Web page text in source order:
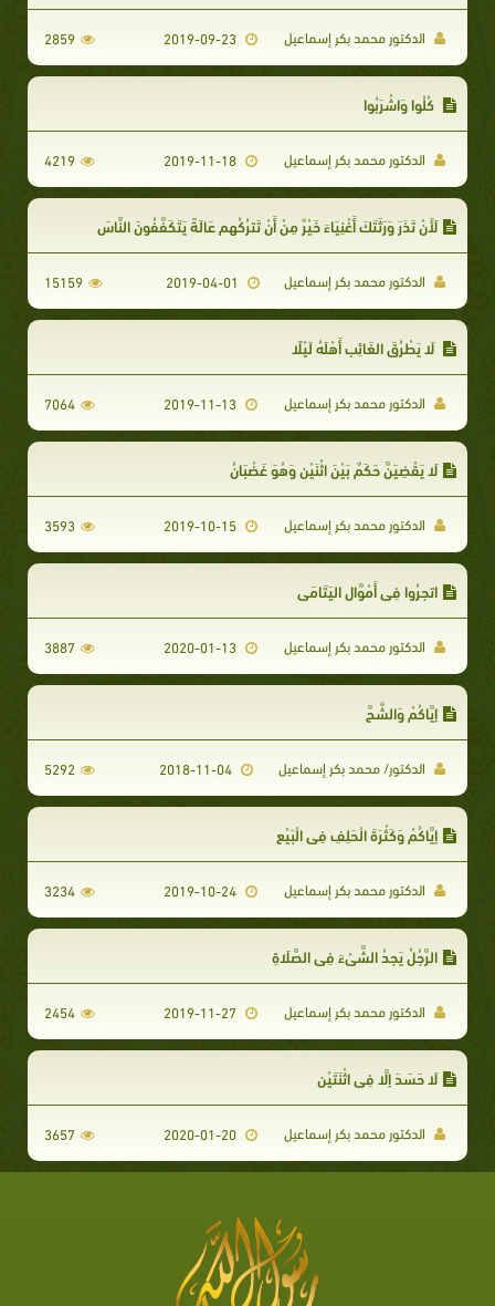
الدكتور محمد بكر إسماعيل 2859
كُلُوا وَاشْرَبُوا
الدكتور محمد بكر إسماعيل 4219
لَأَنْ تَذَرَ وَرَثَتَكَ أَغْنِيَاءَ خَيْرٌ مِنْ أَنْ تَترُكُهم عَالَةً يَتَكَفَّفُونَ النَّاسَ
الدكتور محمد بكر إسماعيل 15159
لَا يَطْرُقَ الغَائِب أَهْلَهُ لَيْلًا
الدكتور محمد بكر إسماعيل 7064
لَا يَقْضِيَنَّ حَكَمٌ بَيْنَ اثْنَيْنِ وَهُوَ غَضْبَانُ
الدكتور محمد بكر إسماعيل 3593
اتجِرُوا فِي أَمْوَّالِ اليَتَامَى
الدكتور محمد بكر إسماعيل 3887
إِيَّاكُمْ وَالشُّحَّ
الدكتور/ محمد بكر إسماعيل 5292
إِيَّاكُمْ وَكَثْرَةَ الْحَلِفِ فِي الْبَيْعِ
الدكتور محمد بكر إسماعيل 3234
الرَّجُلُ يَجِدُ الشَّيْءَ فِي الصَّلَاةِ
الدكتور محمد بكر إسماعيل 2454
لَا حَسَدَ إِلَّا فِي اثْنَتَيْنِ
الدكتور محمد بكر إسماعيل 3657